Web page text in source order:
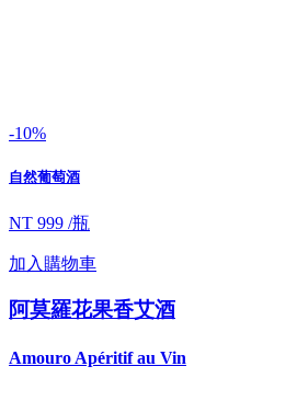
-10%
自然葡萄酒
NT 999 /瓶
加入購物車
阿莫羅花果香艾酒
Amouro Apéritif au Vin